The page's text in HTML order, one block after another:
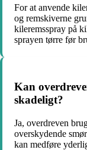
For at anvende
og remskiverne
kileremsspray på
sprayen tørre før
Kan
skadeligt?
Ja, overdreven
overskydende
kan medføre